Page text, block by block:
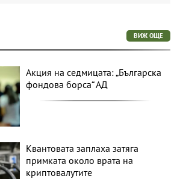
ВИЖ ОЩЕ
Акция на седмицата: „Българска
фондова борса“ АД
Квантовата заплаха затяга
примката около врата на
криптовалутите